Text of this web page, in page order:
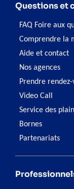
Questions et
FAQ Foire aux
Comprendre la
Aide et contact
Nos agences
Prendre rendez-
Video Call
Service des
Bornes
Partenariats